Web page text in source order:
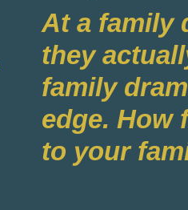
At a family
they
family
edge. How
to your